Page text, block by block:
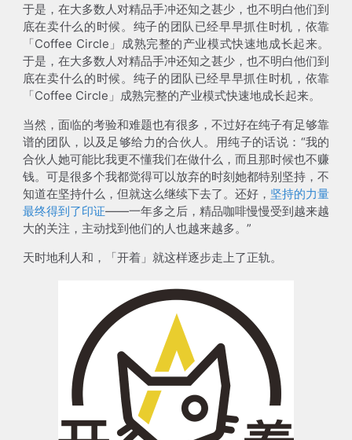
于是，在大多数人对精品手冲还知之甚少，也不明白他们到
底在卖什么的时候。纯子的团队已经早早抓住时机，依靠
「Coffee Circle」成熟完整的产业模式快速地成长起来。
于是，在大多数人对精品手冲还知之甚少，也不明白他们到
底在卖什么的时候。纯子的团队已经早早抓住时机，依靠
「Coffee Circle」成熟完整的产业模式快速地成长起来。
当然，面临的考验和难题也有很多，不过好在纯子有足够靠
谱的团队，以及足够给力的合伙人。用纯子的话说：“我的
合伙人她可能比我更不懂我们在做什么，而且那时候也不赚
钱。可是很多个我都觉得可以放弃的时刻她都特别坚持，不
知道在坚持什么，但就这么继续下去了。还好， 坚持的力量
最终得到了印证——一年多之后，精品咖啡慢慢受到越来越
大的关注，主动找到他们的人也越来越多。”
天时地利人和，「开着」就这样逐步走上了正轨。